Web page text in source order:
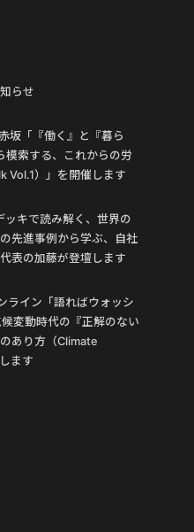
らせ
坂「『働く』と『暮ら
模索する、これからの労
Vol.1）」を開催します
キで読み解く、世界の
先進事例から学ぶ、自社
表の加藤が登壇します
ライン「語ればウォッシ
変動時代の『正解のない
あり方（Climate
ます